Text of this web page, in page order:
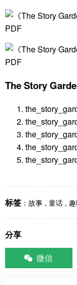
The Story
标签 ： 故事 , 童话 ,
分享
微信